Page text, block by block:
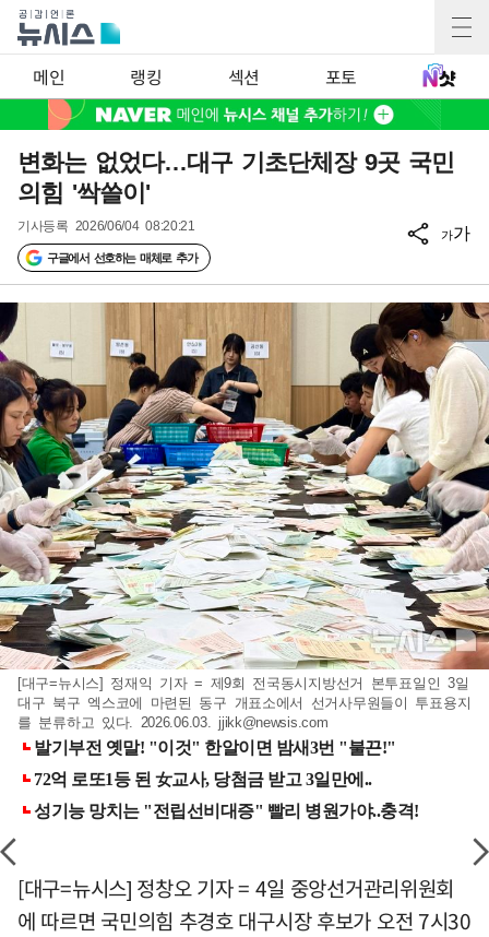
메인 랭킹 섹션 포토
변화는 없었다…대구 기초단체장 9곳 국민
의힘 '싹쓸이'
기사등록 2026/06/04 08:20:21
구글에서 선호하는 매체로 추가
가가
[대구=뉴시스] 정재익 기자 = 제9회 전국동시지방선거 본투표일인 3일
대구 북구 엑스코에 마련된 동구 개표소에서 선거사무원들이 투표용지
를 분류하고 있다. 2026.06.03. jjikk@newsis.com
[대구=뉴시스] 정창오 기자 = 4일 중앙선거관리위원회
에 따르면 국민의힘 추경호 대구시장 후보가 오전 7시30